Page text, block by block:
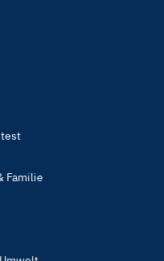
Familie